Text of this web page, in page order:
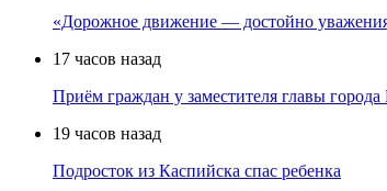
«Дорожное движение — достойно
17 часов назад
Приём граждан у заместителя главы города
19 часов назад
Подросток из Каспийска спас ребенка